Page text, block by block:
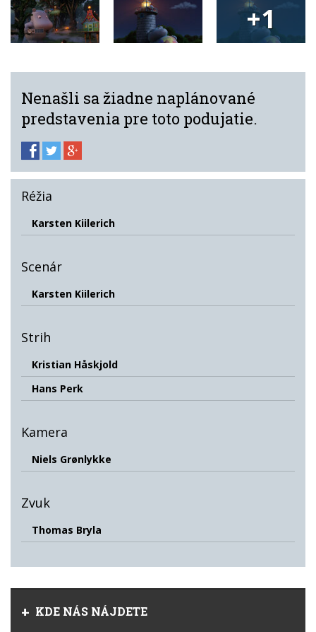
+1
Nenašli sa žiadne naplánované
predstavenia pre toto podujatie.
Réžia
Karsten Kiilerich
Scenár
Karsten Kiilerich
Strih
Kristian Håskjold
Hans Perk
Kamera
Niels Grønlykke
Zvuk
Thomas Bryla
KDE NÁS NÁJDETE